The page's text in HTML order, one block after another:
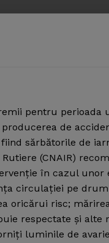
pentru perioada
de
sărbătorile de
(CNAIR)
în cazul unor
circulaţiei pe
oricărui risc;
respectate şi alte
luminile de